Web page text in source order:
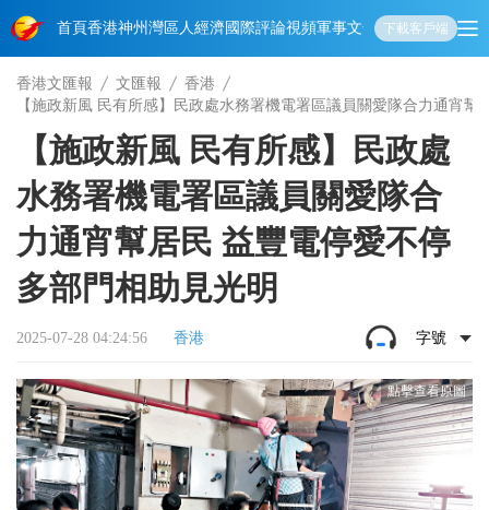
首頁香港神州 灣區人經濟國際評論視頻軍事文化 娛樂生活教育體
下載客戶端
香港文匯報 文匯報
香港
【施政新風 民有所感】民政處水務署機電署區議員關愛隊合力通宵
【施政新風 民有所感】民政處
水務署機電署區議員關愛隊合
力通宵幫居民 益豐電停愛不停
多部門相助見光明
2025-07-28 04:24:56 香港 字號